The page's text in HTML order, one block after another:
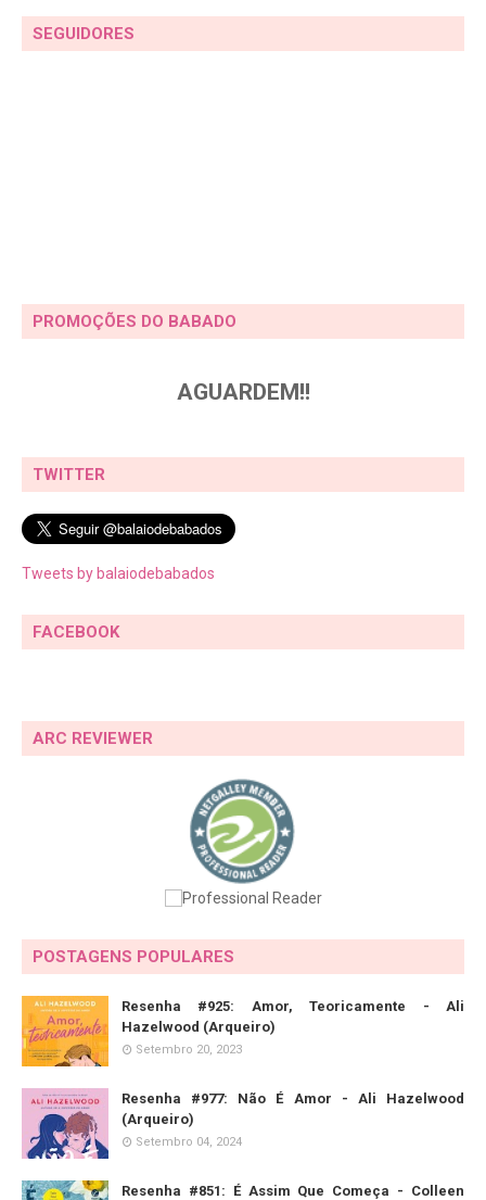
SEGUIDORES
PROMOÇÕES DO BABADO
AGUARDEM!!
TWITTER
Tweets by balaiodebabados
FACEBOOK
ARC REVIEWER
POSTAGENS POPULARES
Resenha #925: Amor, Teoricamente - Ali
Hazelwood (Arqueiro)
Setembro 20, 2023
Resenha #977: Não É Amor - Ali Hazelwood
(Arqueiro)
Setembro 04, 2024
Resenha #851: É Assim Que Começa - Colleen